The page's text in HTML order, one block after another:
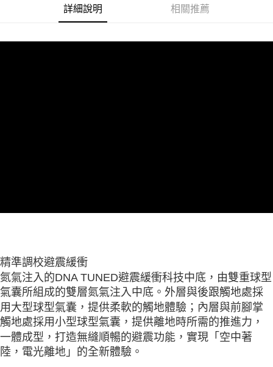
詳細說明 相關推薦
精準調校避震緩衝
氮氣注入的DNA TUNED避震緩衝科技中底，由雙重球型
氣囊所組成的雙層氮氣注入中底。外層與後跟觸地處採
用大型球型氣囊，提供柔軟的觸地體驗；內層與前腳掌
觸地處採用小型球型氣囊，提供離地時所需的推進力，
一體成型，打造無縫順暢的避震功能，實現「空中著
陸，電光離地」的全新體驗。